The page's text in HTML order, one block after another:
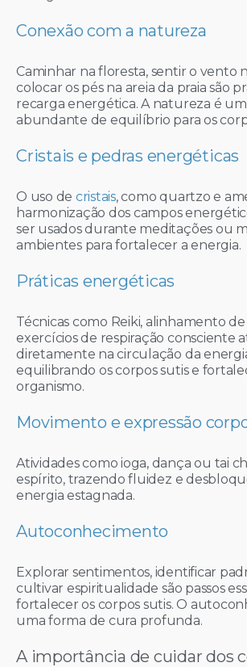
Conexão com a natureza
Caminhar na floresta, sentir o vento
colocar os pés na areia da praia são
recarga energética. A natureza é
abundante de equilíbrio para os
Cristais e pedras energéticas
O uso de cristais, como quartzo e
harmonização dos campos
ser usados durante meditações ou
ambientes para fortalecer a energia.
Práticas energéticas
Técnicas como Reiki, alinhamento de
exercícios de respiração consciente
diretamente na circulação da
equilibrando os corpos sutis e
organismo.
Movimento e expressão
Atividades como ioga, dança ou tai
espírito, trazendo fluidez e
energia estagnada.
Autoconhecimento
Explorar sentimentos, identificar
cultivar espiritualidade são passos
fortalecer os corpos sutis. O
uma forma de cura profunda.
A importância de cuidar dos